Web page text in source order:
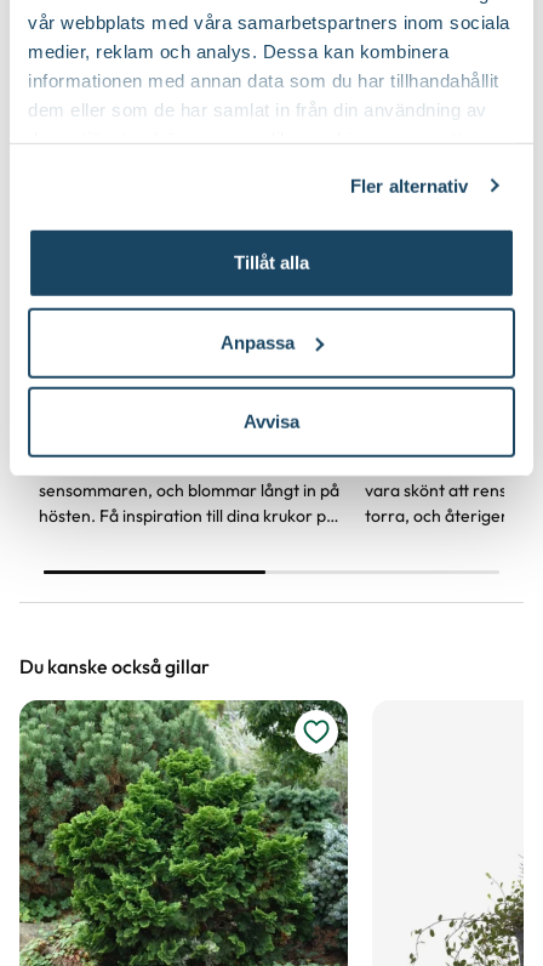
vår webbplats med våra samarbetspartners inom sociala
medier, reklam och analys. Dessa kan kombinera
informationen med annan data som du har tillhandahållit
dem eller som de har samlat in från din användning av
Fler alternativ
Tillåt alla
Anpassa
Avvisa
Så stylar du krukor med
sensommarens
sensommaren, och blommar långt in på
hösten. Få inspiration till dina krukor på
färgsprakande bollkryss.
vara skönt att rensa
torra, och återigen få
uteplatsen.
Du kanske också gillar